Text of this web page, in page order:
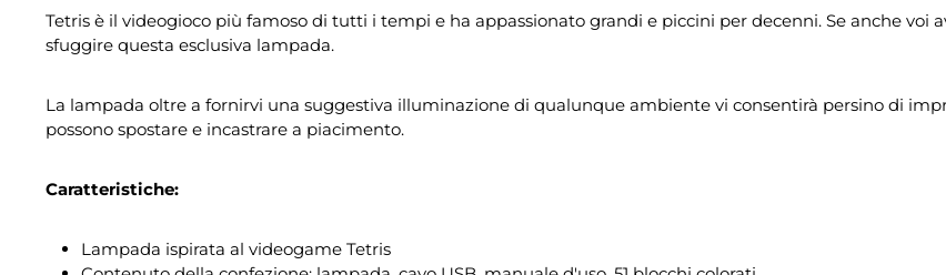
Tetris è il videogioco più famoso di tutti i tempi e ha appassionato grandi e piccini per decenni. Se anche voi
sfuggire questa esclusiva lampada.
La lampada oltre a fornirvi una suggestiva illuminazione di qualunque ambiente vi consentirà persino di
possono spostare e incastrare a piacimento.
Caratteristiche:
Lampada ispirata al videogame Tetris